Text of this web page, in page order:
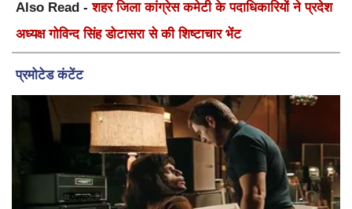
Also Read -शहर जिला कांग्रेस कमेटी के पदाधिकारियों ने प्रदेश
अध्यक्ष गोविन्द सिंह डोटासरा से की शिष्टाचार भेंट